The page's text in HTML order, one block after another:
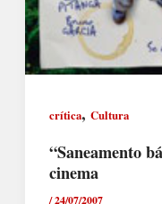
crítica, Cultura
“Saneamento
cinema
/24/07/2007